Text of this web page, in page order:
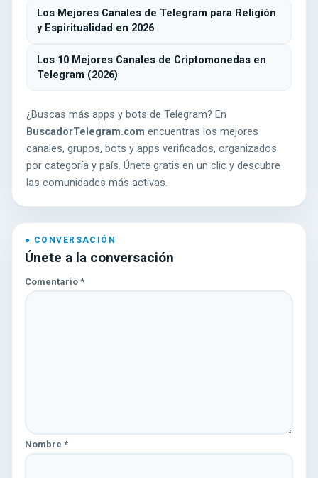
Los Mejores Canales de Telegram para Religión
y Espiritualidad en 2026
Los 10 Mejores Canales de Criptomonedas en
Telegram (2026)
¿Buscas más apps y bots de Telegram? En
BuscadorTelegram.com encuentras los mejores
canales, grupos, bots y apps verificados, organizados
por categoría y país. Únete gratis en un clic y descubre
las comunidades más activas.
Únete a la conversación
Comentario *
Nombre *